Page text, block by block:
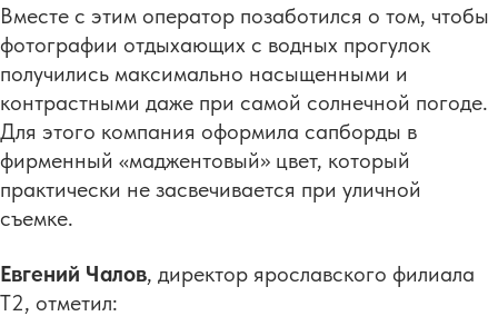
Вместе с этим оператор позаботился о том, чтобы
фотографии отдыхающих с водных прогулок
получились максимально насыщенными и
контрастными даже при самой солнечной погоде.
Для этого компания оформила сапборды в
фирменный «маджентовый» цвет, который
практически не засвечивается при уличной
съемке.
Евгений Чалов, директор ярославского филиала
T2, отметил: